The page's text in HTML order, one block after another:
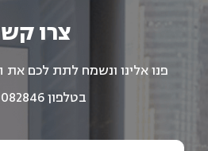
צרו
פנו אלינו ונשמח לתת לכם את
בטלפון 03-9082846